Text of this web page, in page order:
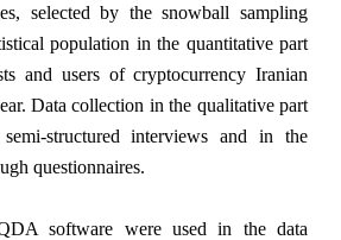
selected by the snowball sampling
population in the quantitative part
and users of cryptocurrency Iranian
Data collection in the qualitative part
structured interviews and in the
questionnaires.
software were used in the data